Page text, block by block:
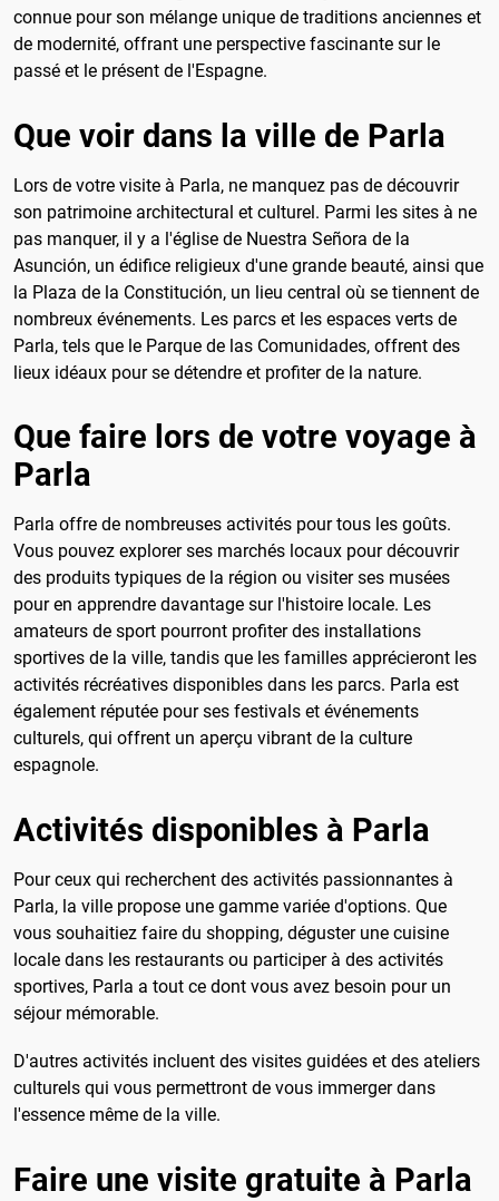
connue pour son mélange unique de traditions anciennes et
de modernité, offrant une perspective fascinante sur le
passé et le présent de l'Espagne.
Que voir dans la ville de Parla
Lors de votre visite à Parla, ne manquez pas de découvrir
son patrimoine architectural et culturel. Parmi les sites à ne
pas manquer, il y a l'église de Nuestra Señora de la
Asunción, un édifice religieux d'une grande beauté, ainsi que
la Plaza de la Constitución, un lieu central où se tiennent de
nombreux événements. Les parcs et les espaces verts de
Parla, tels que le Parque de las Comunidades, offrent des
lieux idéaux pour se détendre et profiter de la nature.
Que faire lors de votre voyage à
Parla
Parla offre de nombreuses activités pour tous les goûts.
Vous pouvez explorer ses marchés locaux pour découvrir
des produits typiques de la région ou visiter ses musées
pour en apprendre davantage sur l'histoire locale. Les
amateurs de sport pourront profiter des installations
sportives de la ville, tandis que les familles apprécieront les
activités récréatives disponibles dans les parcs. Parla est
également réputée pour ses festivals et événements
culturels, qui offrent un aperçu vibrant de la culture
espagnole.
Activités disponibles à Parla
Pour ceux qui recherchent des activités passionnantes à
Parla, la ville propose une gamme variée d'options. Que
vous souhaitiez faire du shopping, déguster une cuisine
locale dans les restaurants ou participer à des activités
sportives, Parla a tout ce dont vous avez besoin pour un
séjour mémorable.
D'autres activités incluent des visites guidées et des ateliers
culturels qui vous permettront de vous immerger dans
l'essence même de la ville.
Faire une visite gratuite à Parla